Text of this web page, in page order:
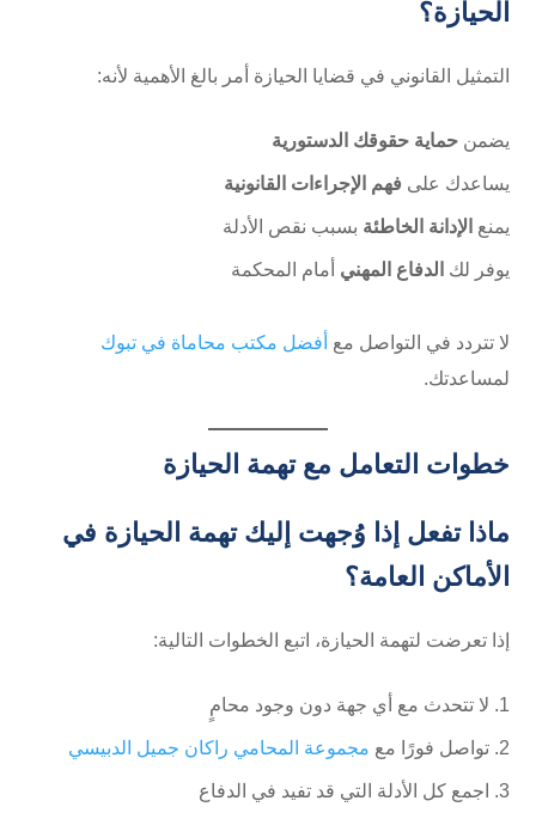
الحيازة؟
التمثيل القانوني في قضايا الحيازة أمر بالغ الأهمية لأنه:
يضمنحماية حقوقك الدستورية
يساعدك على فهم الإجراءات القانونية
يمنع الإدانة الخاطئة بسبب نقص الأدلة
يوفر لك الدفاع المهني أمام المحكمة
لا تتردد في التواصل مع أفضل مكتب محاماة في تبوك
لمساعدتك.
خطوات التعامل مع تهمة الحيازة
ماذا تفعل إذا وُجهت إليك تهمة الحيازة في
الأماكن العامة؟
إذا تعرضت لتهمة الحيازة، اتبع الخطوات التالية:
لا تتحدث مع أي جهة دون وجود محامٍ
تواصل فورًا مع مجموعة المحامي راكان جميل الدبيسي
اجمع كل الأدلة التي قد تفيد في الدفاع